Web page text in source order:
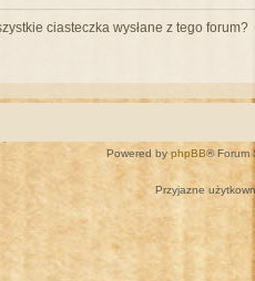
ciasteczka wysłane z tego forum?
Powered by phpBB® Forum
Przyjazne